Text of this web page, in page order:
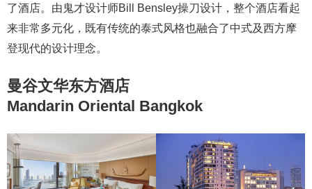
了酒店。由鬼才设计师Bill Bensley操刀设计，整个酒店看起
来非常多元化，既有传统的泰式风格也融合了中式及西方摩
登现代的设计理念。
曼谷文华东方酒店
Mandarin Oriental Bangkok